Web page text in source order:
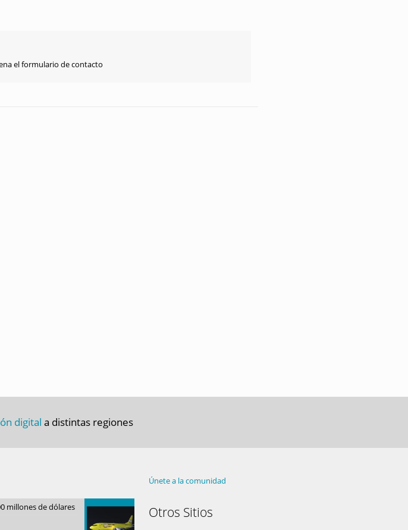
el formulario de contacto
digital a distintas regiones
millones de dólares
Únete a la comunidad
Otros Sitios